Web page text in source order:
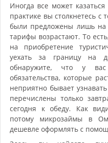
Иногда все может
практике вы столкнетесь с
были предложены лишь
тарифы возрастают. То
на приобретение
уехать за границу на
обнаружите, что у вас
обязательства, которые
неприятно бывает
перечислены только
сегодня к обеду. Как
потому микрозаймы в
дешевле оформлять с